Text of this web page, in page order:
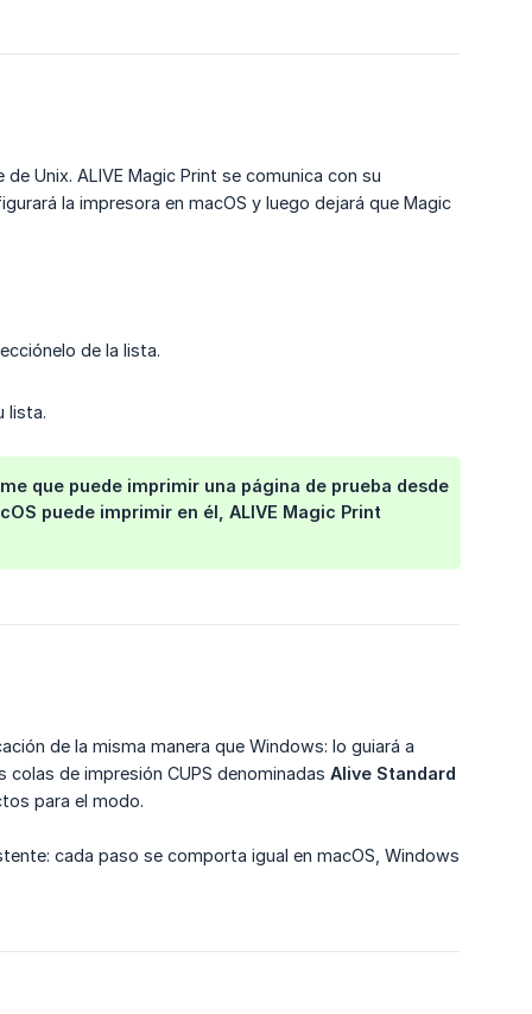
Unix. ALIVE Magic Print se comunica con su
la impresora en macOS y luego dejará que Magic
de la lista.
lista.
que puede imprimir una página de prueba desde
puede imprimir en él, ALIVE Magic Print
de la misma manera que Windows: lo guiará a
colas de impresión CUPS denominadas Alive Standard
para el modo.
cada paso se comporta igual en macOS, Windows